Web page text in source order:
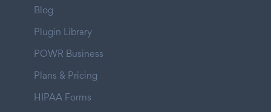
Blog
Plugin Library
POWR Business
Plans & Pricing
HIPAA Forms